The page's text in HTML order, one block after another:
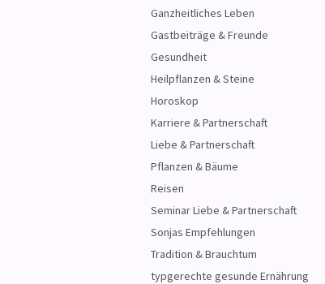
Ganzheitliches Leben
Gastbeiträge & Freunde
Gesundheit
Heilpflanzen & Steine
Horoskop
Karriere & Partnerschaft
Liebe & Partnerschaft
Pflanzen & Bäume
Reisen
Seminar Liebe & Partnerschaft
Sonjas Empfehlungen
Tradition & Brauchtum
typgerechte gesunde Ernährung